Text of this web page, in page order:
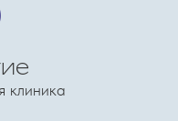
клиника